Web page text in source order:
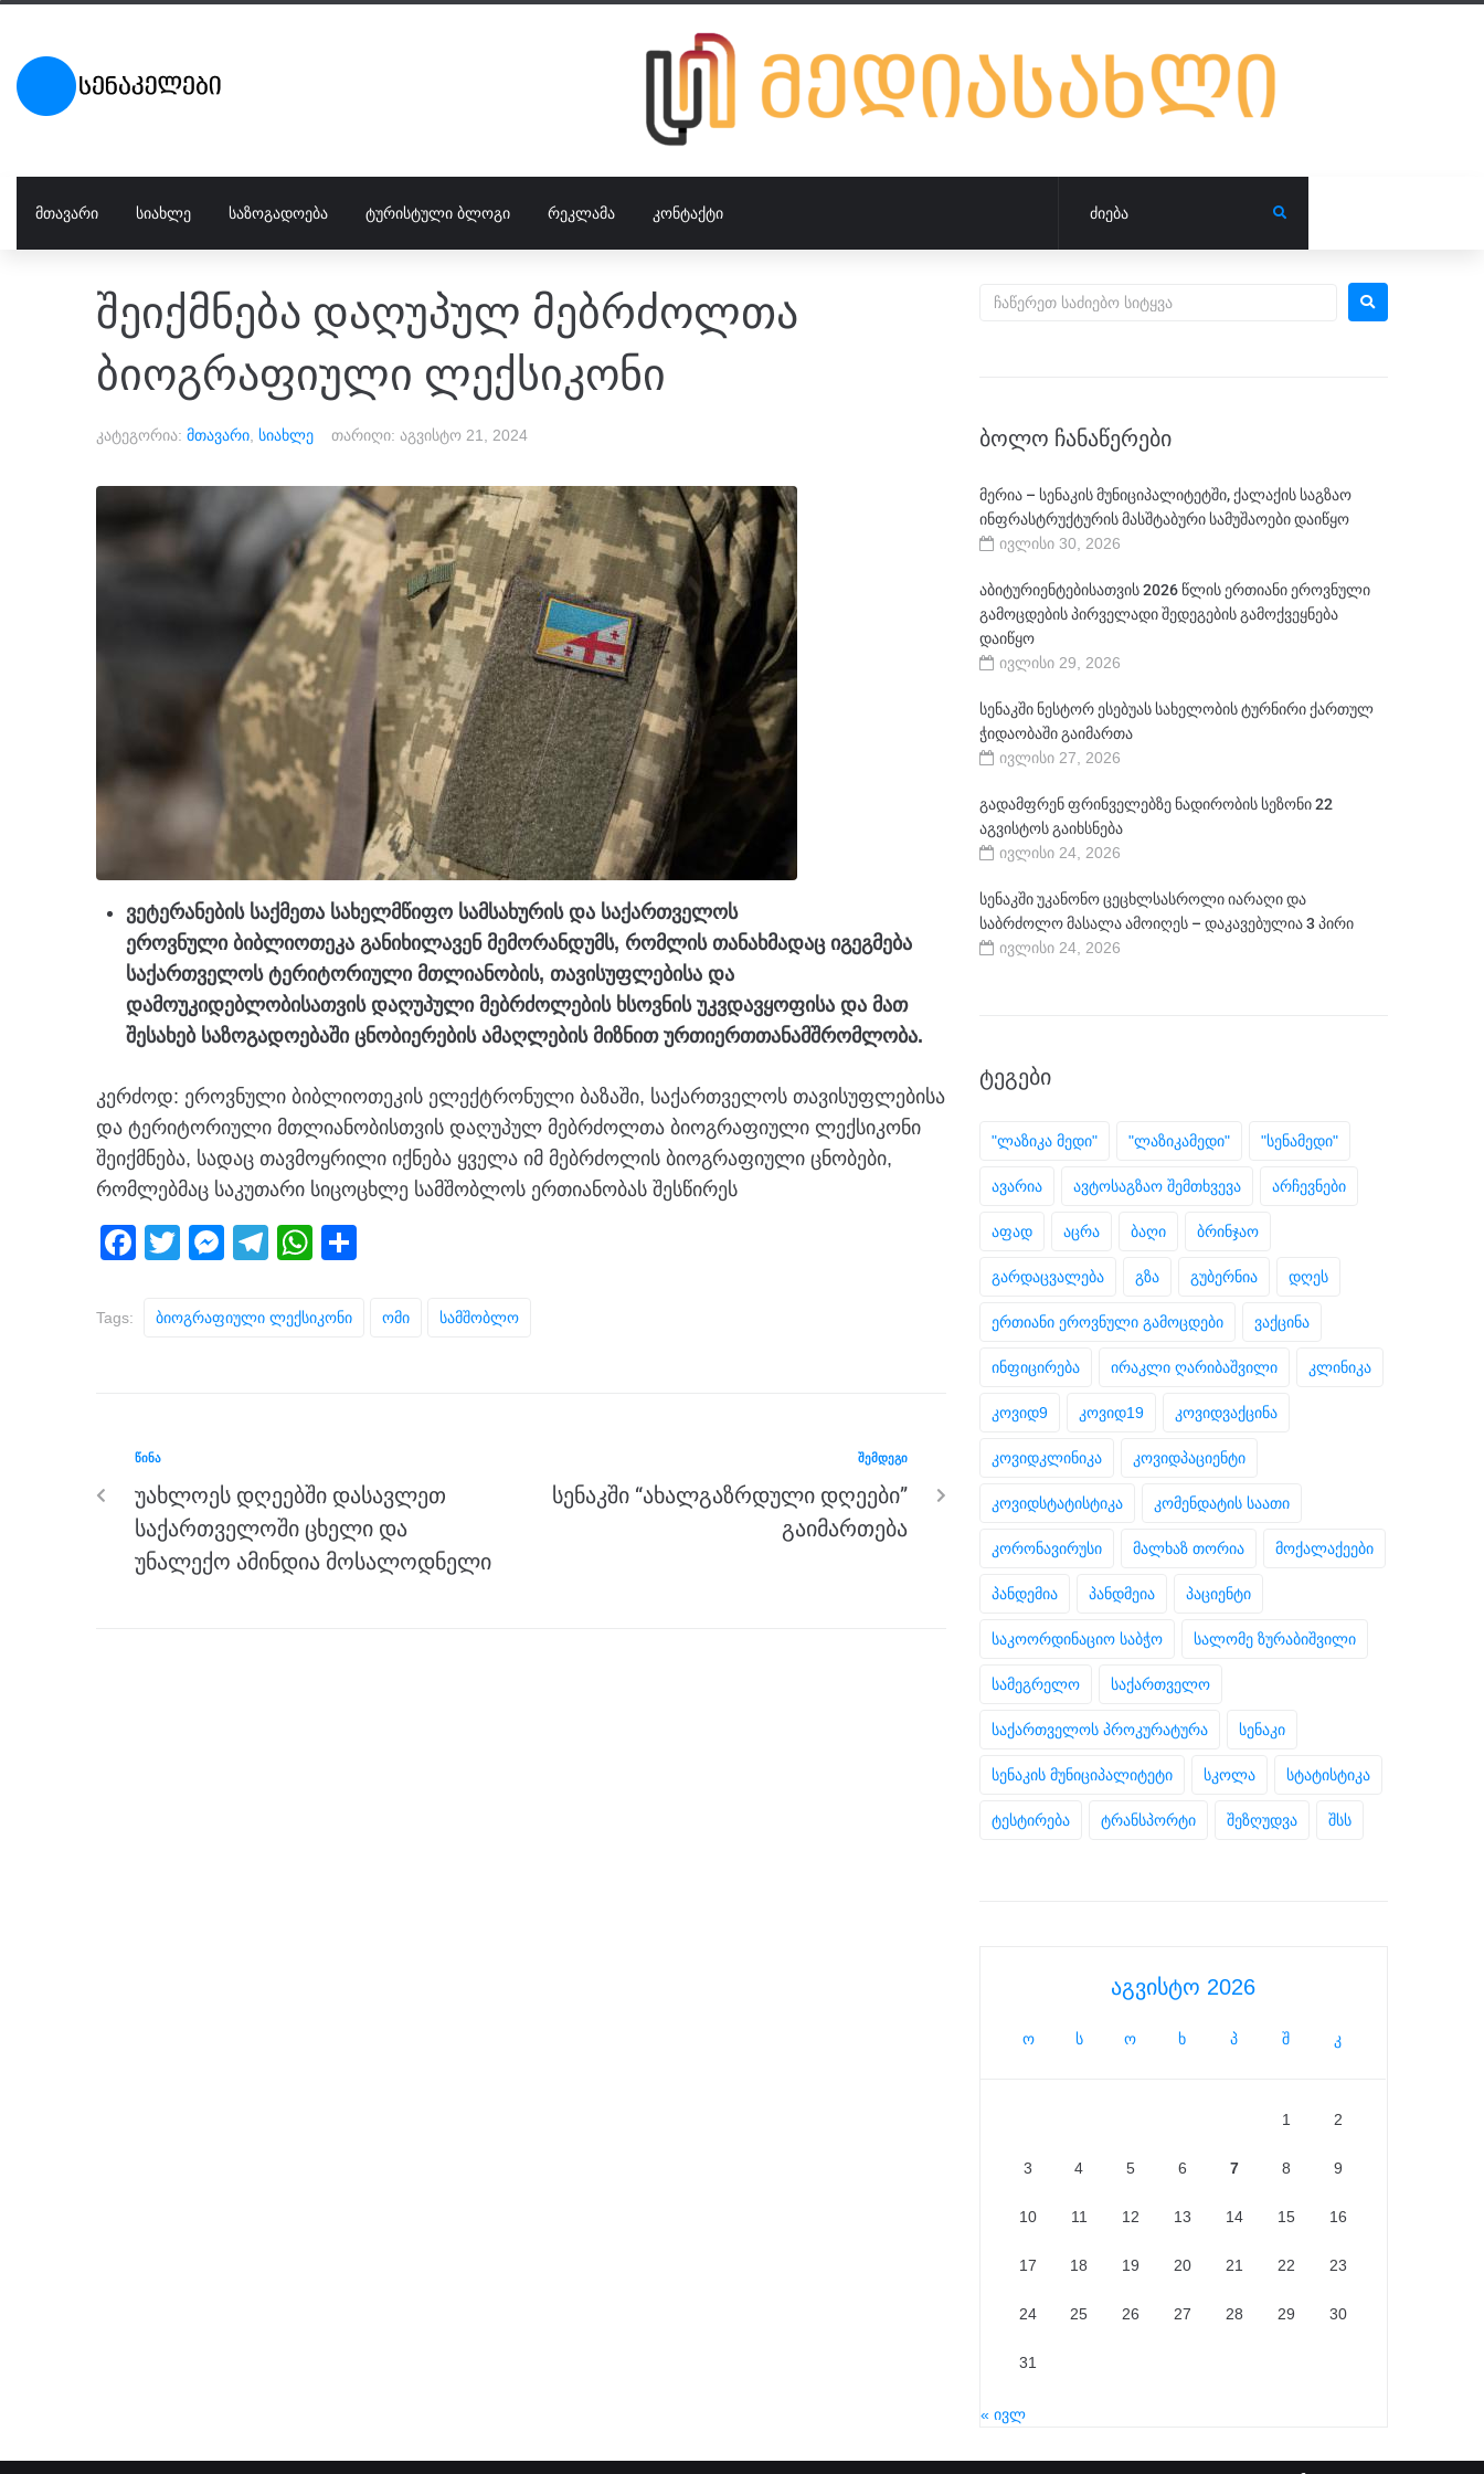
ᲛᲗᲐᲕᲐᲠᲘ ᲡᲘᲐᲮᲚᲔ ᲡᲐᲖᲝᲒᲐᲓᲝᲔᲑᲐ ᲢᲣᲠᲘᲡᲢᲣᲚᲘ ᲑᲚᲝᲒᲘ ᲠᲔᲙᲚᲐᲛᲐ ᲙᲝᲜᲢᲐᲥᲢᲘ
შეიქმნება დაღუპულ მებრძოლთა
ბიოგრაფიული ლექსიკონი
კატეგორია: მთავარი სიახლე თარიღი: აგვისტო 21, 2024
ვეტერანების საქმეთა სახელმწიფო სამსახურის და საქართველოს
ეროვნული ბიბლიოთეკა განიხილავენ მემორანდუმს, რომლის თანახმადაც იგეგმება
საქართველოს ტერიტორიული მთლიანობის, თავისუფლებისა და
დამოუკიდებლობისათვის დაღუპული მებრძოლების ხსოვნის უკვდავყოფისა და მათ
შესახებ საზოგადოებაში ცნობიერების ამაღლების მიზნით ურთიერთთანამშრომლობა.
კერძოდ: ეროვნული ბიბლიოთეკის ელექტრონული ბაზაში, საქართველოს თავისუფლებისა
და ტერიტორიული მთლიანობისთვის დაღუპულ მებრძოლთა ბიოგრაფიული ლექსიკონი
შეიქმნება, სადაც თავმოყრილი იქნება ყველა იმ მებრძოლის ბიოგრაფიული ცნობები,
რომლებმაც საკუთარი სიცოცხლე სამშობლოს ერთიანობას შესწირეს
F
o
k
T
tt
M
ss
T
e
W
at
ar
Tags: Ბიოგრაფიული Ლექსიკონი Ომი Სამშობლო
ᲬᲘᲜᲐ
უახლოეს დღეებში დასავლეთ
საქართველოში ცხელი და
უნალექო ამინდია მოსალოდნელი
ᲨᲔᲛᲓᲔᲒᲘ
სენაკში “ახალგაზრდული დღეები”
გაიმართება
ᲑᲝᲚᲝ ᲩᲐᲜᲐᲬᲔᲠᲔᲑᲘ
მერია – სენაკის მუნიციპალიტეტში, ქალაქის საგზაო
ინფრასტრუქტურის მასშტაბური სამუშაოები დაიწყო
ივლისი 30, 2026
აბიტურიენტებისათვის 2026 წლის ერთიანი ეროვნული
გამოცდების პირველადი შედეგების გამოქვეყნება
დაიწყო
ივლისი 29, 2026
სენაკში ნესტორ ესებუას სახელობის ტურნირი ქართულ
ჭიდაობაში გაიმართა
ივლისი 27, 2026
გადამფრენ ფრინველებზე ნადირობის სეზონი 22
აგვისტოს გაიხსნება
ივლისი 24, 2026
სენაკში უკანონო ცეცხლსასროლი იარაღი და
საბრძოლო მასალა ამოიღეს – დაკავებულია 3 პირი
ივლისი 24, 2026
ᲢᲔᲒᲔᲑᲘ
"ლაზიკა მედი" "ლაზიკამედი" "სენამედი"
ავარია ავტოსაგზაო შემთხვევა არჩევნები
აფად აცრა ბაღი ბრინჯაო
გარდაცვალება გზა გუბერნია დღეს
ერთიანი ეროვნული გამოცდები ვაქცინა
ინფიცირება ირაკლი ღარიბაშვილი კლინიკა
კოვიდ9 კოვიდ19 კოვიდვაქცინა
კოვიდკლინიკა კოვიდპაციენტი
კოვიდსტატისტიკა კომენდატის საათი
კორონავირუსი მალხაზ თორია მოქალაქეები
პანდემია პანდმეია პაციენტი
საკოორდინაციო საბჭო სალომე ზურაბიშვილი
სამეგრელო საქართველო
საქართველოს პროკურატურა სენაკი
სენაკის მუნიციპალიტეტი სკოლა სტატისტიკა
ტესტირება ტრანსპორტი შეზღუდვა შსს
აგვისტო 2026
ო ს ო ხ პ შ კ
1 2
3 4 5 6 7 8 9
10 11 12 13 14 15 16
17 18 19 20 21 22 23
24 25 26 27 28 29 30
31
« ივლ